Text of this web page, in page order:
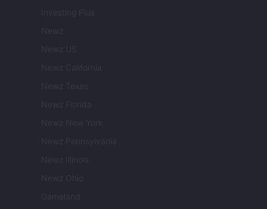
Investing Plus
Newz
Newz US
Newz California
Newz Texas
Newz Florida
Newz New York
Newz Pennsylvania
Newz Illinois
Newz Ohio
Gameland